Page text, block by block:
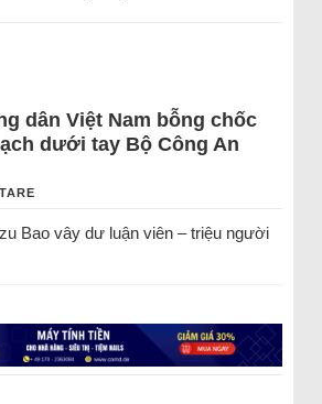
dân Việt Nam bỗng chốc
dưới tay Bộ Công An
Bao vây dư luận viên – triệu người